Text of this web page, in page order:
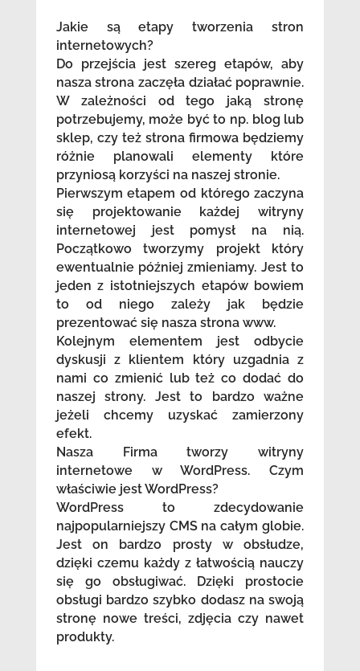
Jakie są etapy tworzenia stron
internetowych?
Do przejścia jest szereg etapów, aby
nasza strona zaczęła działać poprawnie.
W zależności od tego jaką stronę
potrzebujemy, może być to np. blog lub
sklep, czy też strona firmowa będziemy
różnie planowali elementy które
przyniosą korzyści na naszej stronie.
Pierwszym etapem od którego zaczyna
się projektowanie każdej witryny
internetowej jest pomysł na nią.
Początkowo tworzymy projekt który
ewentualnie później zmieniamy. Jest to
jeden z istotniejszych etapów bowiem
to od niego zależy jak będzie
prezentować się nasza strona www.
Kolejnym elementem jest odbycie
dyskusji z klientem który uzgadnia z
nami co zmienić lub też co dodać do
naszej strony. Jest to bardzo ważne
jeżeli chcemy uzyskać zamierzony
efekt.
Nasza Firma tworzy witryny
internetowe w WordPress. Czym
właściwie jest WordPress?
WordPress to zdecydowanie
najpopularniejszy CMS na całym globie.
Jest on bardzo prosty w obsłudze,
dzięki czemu każdy z łatwością nauczy
się go obsługiwać. Dzięki prostocie
obsługi bardzo szybko dodasz na swoją
stronę nowe treści, zdjęcia czy nawet
produkty.